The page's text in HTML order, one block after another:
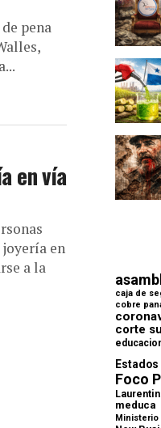
pena
en vía
en
a la
caja de
cobre
corte
Foco
meduca